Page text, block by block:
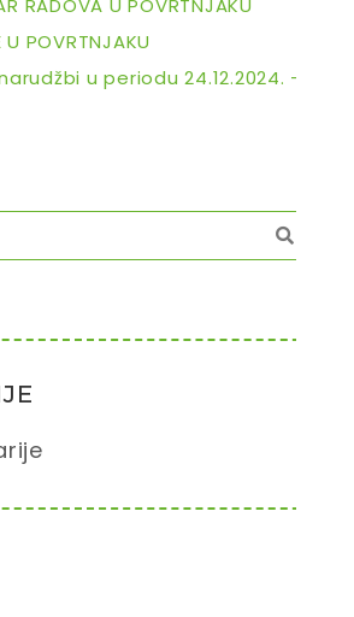
U POVRTNJAKU
u periodu 24.12.2024. –